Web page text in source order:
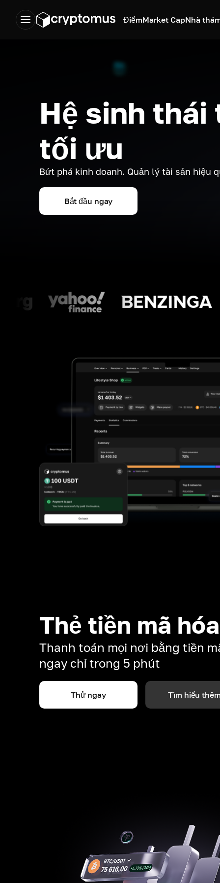
ĐiểmMarket CapNhà
Hệ sinh thái
tối ưu
Bứt phá kinh doanh. Quản lý tài sản hiệu
Bắt đầu ngay
Thẻ tiền mã hóa
Thanh toán mọi nơi bằng tiền
ngay chỉ trong 5 phút
Thử ngay Tìm hiểu